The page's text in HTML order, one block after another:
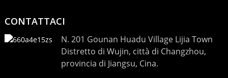
CONTATTACI
N. 201 Gounan Huadu Village Lijia Town
Distretto di Wujin, città di Changzhou,
provincia di Jiangsu, Cina.